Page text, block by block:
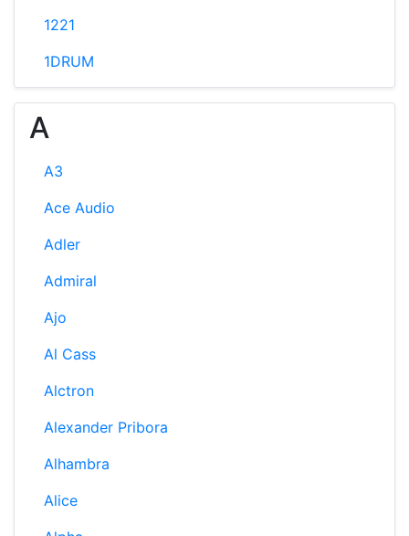
1221
1DRUM
A
A3
Ace Audio
Adler
Admiral
Ajo
Al Cass
Alctron
Alexander Pribora
Alhambra
Alice